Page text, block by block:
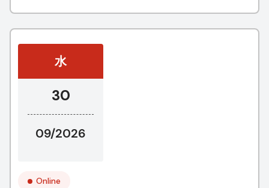
水
30
09/2026
Online